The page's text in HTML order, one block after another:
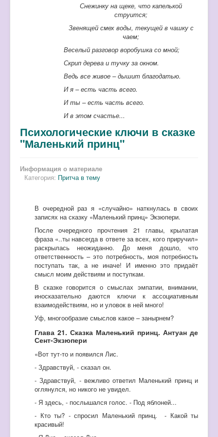
Снежинку на щеке, что капелькой
струится;
Звенящей смех воды, текущей в чашку с
чаем;
Веселый разговор воробушка со мной;
Скрип дерева и тучку за окном.
Ведь все живое – дышит благодатью.
И я – есть часть всего.
И ты – есть часть всего.
И в этом счастье...
Психологические ключи в сказке
"Маленький принц"
Информация о материале
Категория: Притча в тему
В очередной раз я «случайно» наткнулась в своих
записях на сказку «Маленький принц» Экзюпери.
После очередного прочтения 21 главы, крылатая
фраза «..ты навсегда в ответе за всех, кого приручил»
раскрылась неожиданно. До меня дошло, что
ответственность – это потребность, моя потребность
поступать так, а не иначе! И именно это придаёт
смысл моим действиям и поступкам.
В сказке говорится о смыслах эмпатии, внимании,
иносказательно даются ключи к ассоциативным
взаимодействиям, но и уловок в ней много!
Уф, многообразие смыслов какое – занырнем?
Глава 21. Сказка Маленький принц. Антуан де
Сент-Экзюпери
«Вот тут-то и появился Лис.
- Здравствуй, - сказал он.
- Здравствуй, - вежливо ответил Маленький принц и
оглянулся, но никого не увидел.
- Я здесь, - послышался голос. - Под яблоней...
- Кто ты? - спросил Маленький принц. - Какой ты
красивый!